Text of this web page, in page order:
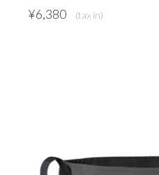
¥6,380